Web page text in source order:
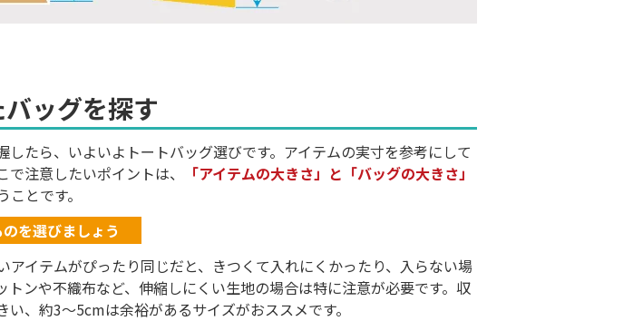
ッグを探す
たら、いよいよトートバッグ選びです。アイテムの実寸を参考にして
注意したいポイントは、
「アイテムの大きさ」と「バッグの大きさ」
ことです。
を選びましょう
アイテムがぴったり同じだと、きつくて入れにくかったり、入らない場
トンや不織布など、伸縮しにくい生地の場合は特に注意が必要です。収
、約3～5cmは余裕があるサイズがおススメです。